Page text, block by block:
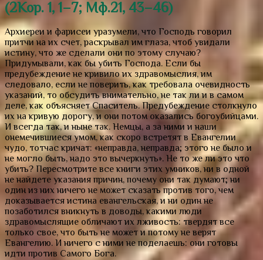
(2Кор. 1, 1–7; Мф.21, 43–46)
Архиереи и фарисеи уразумели, что Господь говорил
притчи на их счет, раскрывал им глаза, чтоб увидали
истину, что же сделали они по этому случаю?
Придумывали, как бы убить Господа. Если бы
предубеждение не кривило их здравомыслия, им
следовало, если не поверить, как требовала очевидность
указаний, то обсудить внимательно, не так ли и в самом
деле, как объясняет Спаситель. Предубеждение столкнуло
их на кривую дорогу, и они потом оказались богоубийцами.
И всегда так, и ныне так. Немцы, а за ними и наши
онемечившиеся умом, как скоро встретят в Евангелии
чудо, тотчас кричат: «неправда, неправда; этого не было и
не могло быть, надо это вычеркнуть». Не то же ли это что
убить? Пересмотрите все книги этих умников, ни в одной
не найдете указания причин, почему они так думают; ни
один из них ничего не может сказать против того, чем
доказывается истина евангельская, и ни один не
позаботился вникнуть в доводы, какими люди
здравомыслящие обличают их лживость: твердят все
только свое, что быть не может и потому не верят
Евангелию. И ничего с ними не поделаешь: они готовы
идти против Самого Бога.